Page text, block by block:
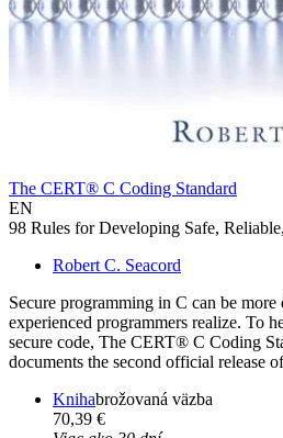
The CERT® C Coding Standard
EN
98 Rules for Developing Safe,
Robert C. Seacord
Secure programming in C can be
experienced programmers realize. To
secure code, The CERT® C Coding
documents the second official release
Knihabrožovaná väzba
70,39 €